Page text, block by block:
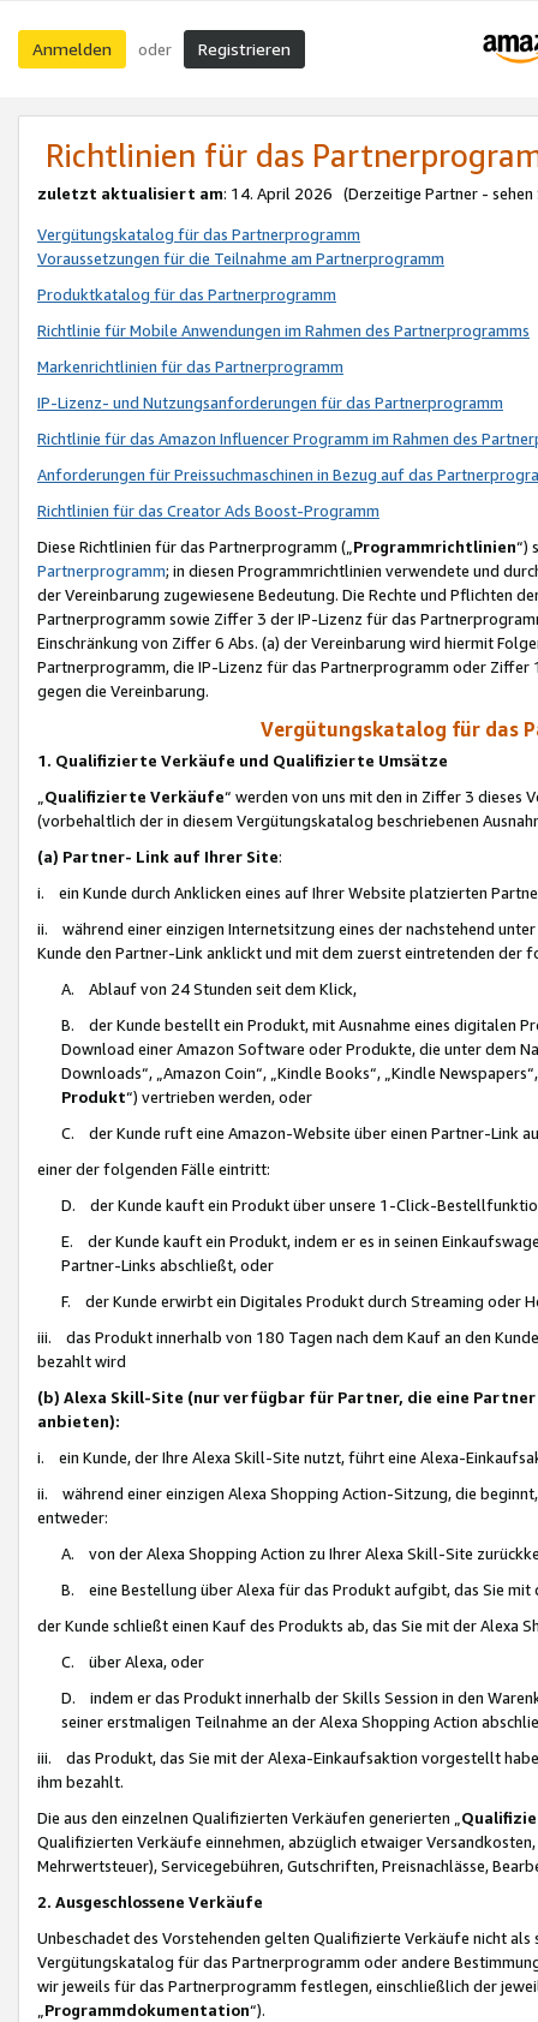
Anmelden oder Registrieren
Richtlinien für das
zuletzt aktualisiert am: 14. April 2026 (Derzeitige Partner - sehen
Vergütungskatalog für das Partnerprogramm
Voraussetzungen für die Teilnahme am Partnerprogramm
Produktkatalog für das Partnerprogramm
Richtlinie für Mobile Anwendungen im Rahmen des Partnerprogramms
Markenrichtlinien für das Partnerprogramm
IP-Lizenz- und Nutzungsanforderungen für das Partnerprogramm
Richtlinie für das Amazon Influencer Programm im Rahmen des
Anforderungen für Preissuchmaschinen in Bezug auf das
Richtlinien für das Creator Ads Boost-Programm
Diese Richtlinien für das Partnerprogramm („Programmrichtlinien“)
Partnerprogramm; in diesen Programmrichtlinien verwendete und
der Vereinbarung zugewiesene Bedeutung. Die Rechte und Pflichten
Partnerprogramm sowie Ziffer 3 der IP-Lizenz für das
Einschränkung von Ziffer 6 Abs. (a) der Vereinbarung wird hiermit
Partnerprogramm, die IP-Lizenz für das Partnerprogramm oder
gegen die Vereinbarung.
Vergütungskatalog für das
1. Qualifizierte Verkäufe und Qualifizierte Umsätze
Qualifizierte Verkäufe“ werden von uns mit den in Ziffer 3
(vorbehaltlich der in diesem Vergütungskatalog beschriebenen
(a) Partner- Link auf Ihrer Site:
i. ein Kunde durch Anklicken eines auf Ihrer Website platzierten
ii. während einer einzigen Internetsitzung eines der nachstehend
Kunde den Partner-Link anklickt und mit dem zuerst eintretenden der
A. Ablauf von 24 Stunden seit dem Klick,
B. der Kunde bestellt ein Produkt, mit Ausnahme eines digitalen
Download einer Amazon Software oder Produkte, die unter dem
Downloads“, „Amazon Coin“, „Kindle Books“, „Kindle
Produkt“) vertrieben werden, oder
C. der Kunde ruft eine Amazon-Website über einen Partner-Link
einer der folgenden Fälle eintritt:
D. der Kunde kauft ein Produkt über unsere 1-Click-
E. der Kunde kauft ein Produkt, indem er es in seinen
Partner-Links abschließt, oder
F. der Kunde erwirbt ein Digitales Produkt durch Streaming oder
iii. das Produkt innerhalb von 180 Tagen nach dem Kauf an den
bezahlt wird
(b) Alexa Skill-Site (nur verfügbar für Partner, die eine
anbieten):
i. ein Kunde, der Ihre Alexa Skill-Site nutzt, führt eine Alexa-
ii. während einer einzigen Alexa Shopping Action-Sitzung, die
entweder:
A. von der Alexa Shopping Action zu Ihrer Alexa Skill-Site
B. eine Bestellung über Alexa für das Produkt aufgibt, das Sie mit
der Kunde schließt einen Kauf des Produkts ab, das Sie mit der Alexa
C. über Alexa, oder
D. indem er das Produkt innerhalb der Skills Session in den
seiner erstmaligen Teilnahme an der Alexa Shopping Action
iii. das Produkt, das Sie mit der Alexa-Einkaufsaktion vorgestellt
ihm bezahlt.
Die aus den einzelnen Qualifizierten Verkäufen generierten „
Qualifizierten Verkäufe einnehmen, abzüglich etwaiger
Mehrwertsteuer), Servicegebühren, Gutschriften, Preisnachlässe,
2. Ausgeschlossene Verkäufe
Unbeschadet des Vorstehenden gelten Qualifizierte Verkäufe nicht
Vergütungskatalog für das Partnerprogramm oder andere
wir jeweils für das Partnerprogramm festlegen, einschließlich der
Programmdokumentation“).